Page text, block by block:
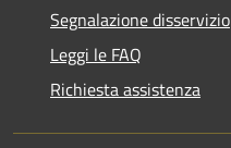
Segnalazione disservizio
Leggi le FAQ
Richiesta assistenza